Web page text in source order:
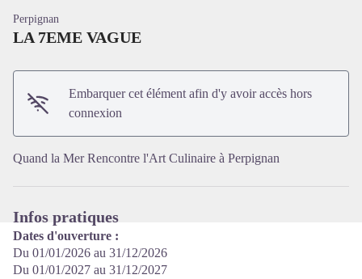
Voir l'image en plein écran
Perpignan
LA 7EME VAGUE
Embarquer cet élément afin d'y avoir accès hors
connexion
Quand la Mer Rencontre l'Art Culinaire à Perpignan
Infos pratiques
Dates d'ouverture :
Du 01/01/2026 au 31/12/2026
Du 01/01/2027 au 31/12/2027